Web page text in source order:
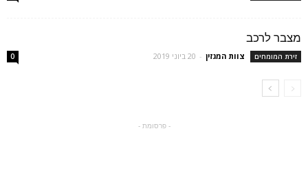
מצבר לרכב
זירת המומחים צוות המגזין - 20 ביוני 2019 0
- פרסומת -